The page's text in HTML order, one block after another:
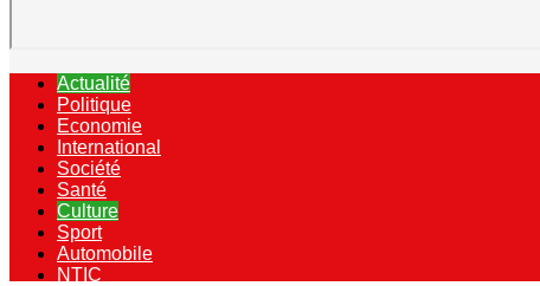
Actualité
Politique
Economie
International
Société
Santé
Culture
Sport
Automobile
NTIC